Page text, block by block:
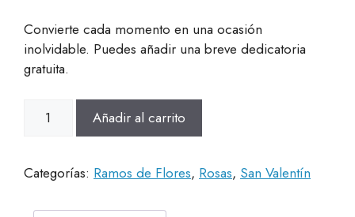
Convierte cada momento en una ocasión
inolvidable. Puedes añadir una breve dedicatoria
gratuita.
Miss
cantidad
Añadir al carrito
Categorías: Ramos de Flores, Rosas, San Valentín